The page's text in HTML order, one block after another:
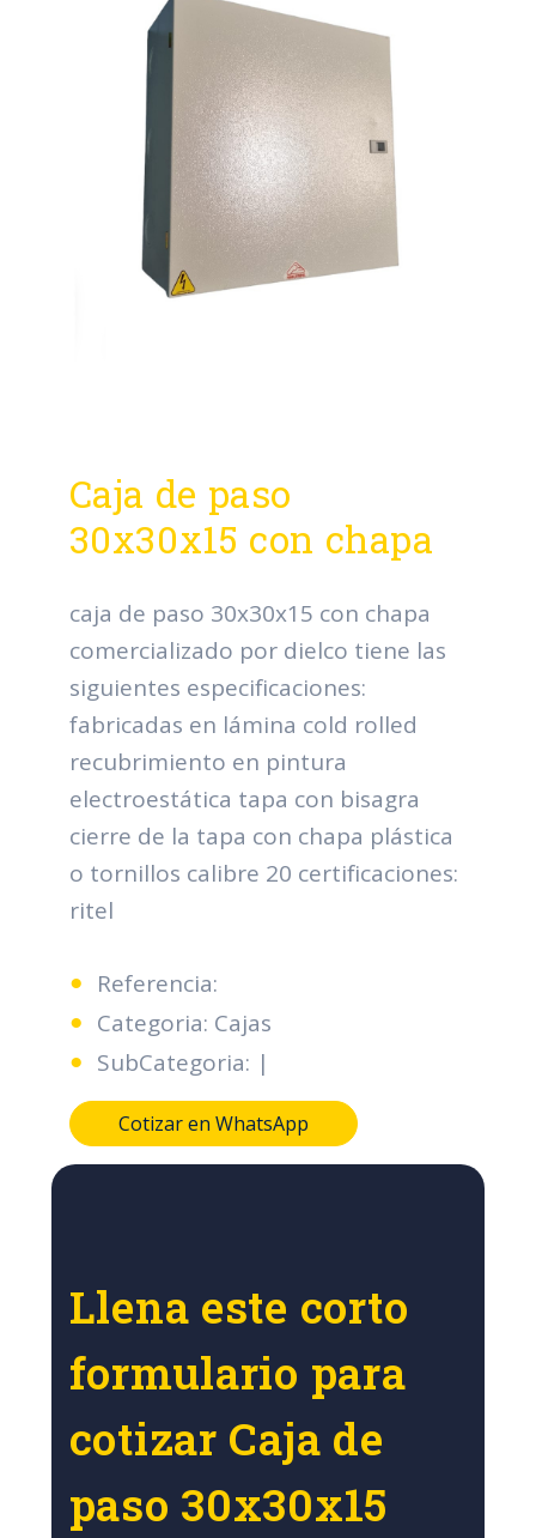
Caja de paso
30x30x15 con chapa
caja de paso 30x30x15 con chapa
comercializado por dielco tiene las
siguientes especificaciones:
fabricadas en lámina cold rolled
recubrimiento en pintura
electroestática tapa con bisagra
cierre de la tapa con chapa plástica
o tornillos calibre 20 certificaciones:
ritel
Referencia:
Categoria: Cajas
SubCategoria: |
Cotizar en WhatsApp
Llena este corto
formulario para
cotizar Caja de
paso 30x30x15